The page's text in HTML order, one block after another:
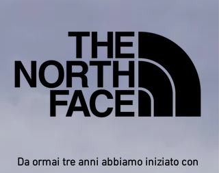
Da ormai tre anni abbiamo iniziato con